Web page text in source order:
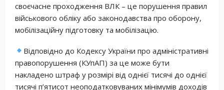
своєчасне проходження ВЛК – це порушення правил
військового обліку або законодавства про оборону,
мобілізаційну підготовку та мобілізацію.
Відповідно до Кодексу України про адміністративні
правопорушення (КУпАП) за це може бути
накладено штраф у розмірі від однієї тисячі до однієї
тисячі п’ятисот неоподатковуваних мінімумів доходів